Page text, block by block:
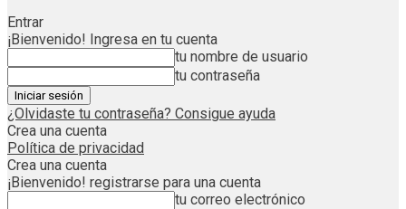
Entrar
¡Bienvenido! Ingresa en tu cuenta
tu nombre de usuario
tu contraseña
¿Olvidaste tu contraseña? Consigue ayuda
Crea una cuenta
Política de privacidad
Crea una cuenta
¡Bienvenido! registrarse para una cuenta
tu correo electrónico